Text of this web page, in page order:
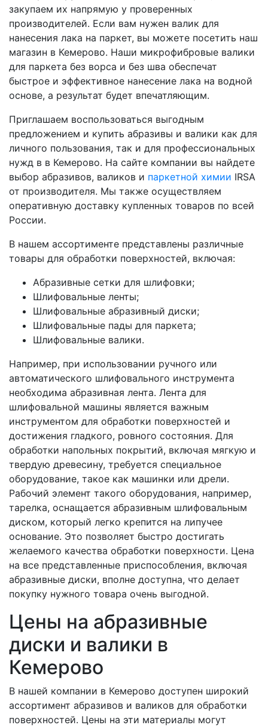
закупаем их напрямую у проверенных
производителей. Если вам нужен валик для
нанесения лака на паркет, вы можете посетить наш
магазин в Кемерово. Наши микрофибровые валики
для паркета без ворса и без шва обеспечат
быстрое и эффективное нанесение лака на водной
основе, а результат будет впечатляющим.
Приглашаем воспользоваться выгодным
предложением и купить абразивы и валики как для
личного пользования, так и для профессиональных
нужд в в Кемерово. На сайте компании вы найдете
выбор абразивов, валиков и паркетной химии IRSA
от производителя. Мы также осуществляем
оперативную доставку купленных товаров по всей
России.
В нашем ассортименте представлены различные
товары для обработки поверхностей, включая:
Абразивные сетки для шлифовки;
Шлифовальные ленты;
Шлифовальные абразивный диски;
Шлифовальные пады для паркета;
Шлифовальные валики.
Например, при использовании ручного или
автоматического шлифовального инструмента
необходима абразивная лента. Лента для
шлифовальной машины является важным
инструментом для обработки поверхностей и
достижения гладкого, ровного состояния. Для
обработки напольных покрытий, включая мягкую и
твердую древесину, требуется специальное
оборудование, такое как машинки или дрели.
Рабочий элемент такого оборудования, например,
тарелка, оснащается абразивным шлифовальным
диском, который легко крепится на липучее
основание. Это позволяет быстро достигать
желаемого качества обработки поверхности. Цена
на все представленные приспособления, включая
абразивные диски, вполне доступна, что делает
покупку нужного товара очень выгодной.
Цены на абразивные
диски и валики в
Кемерово
В нашей компании в Кемерово доступен широкий
ассортимент абразивов и валиков для обработки
поверхностей. Цены на эти материалы могут